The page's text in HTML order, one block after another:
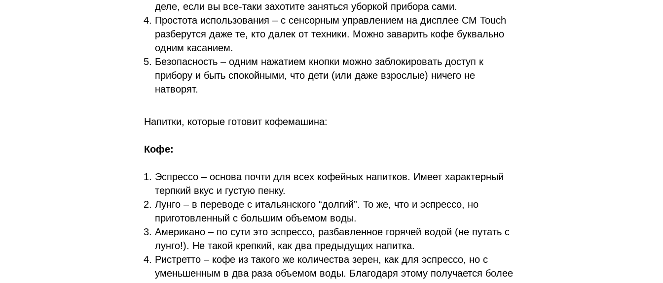
деле, если вы все-таки захотите заняться уборкой прибора сами.
Простота использования – с сенсорным управлением на дисплее CM Touch
разберутся даже те, кто далек от техники. Можно заварить кофе буквально
одним касанием.
Безопасность – одним нажатием кнопки можно заблокировать доступ к
прибору и быть спокойными, что дети (или даже взрослые) ничего не
натворят.
Напитки, которые готовит кофемашина:
Кофе:
Эспрессо – основа почти для всех кофейных напитков. Имеет характерный
терпкий вкус и густую пенку.
Лунго – в переводе с итальянского “долгий”. То же, что и эспрессо, но
приготовленный с большим объемом воды.
Американо – по сути это эспрессо, разбавленное горячей водой (не путать с
лунго!). Не такой крепкий, как два предыдущих напитка.
Ристретто – кофе из такого же количества зерен, как для эспрессо, но с
уменьшенным в два раза объемом воды. Благодаря этому получается более